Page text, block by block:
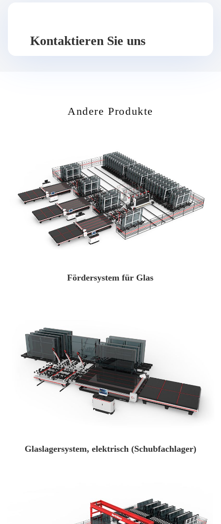
Kontaktieren Sie uns
Andere Produkte
Fördersystem für Glas
Glaslagersystem, elektrisch (Schubfachlager)